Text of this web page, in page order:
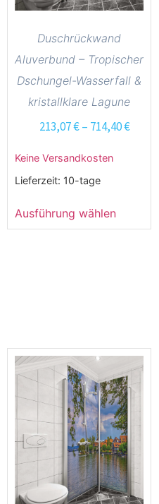
Duschrückwand
Aluverbund – Tropischer
Dschungel-Wasserfall &
kristallklare Lagune
213,07€– 714,40€
Keine Versandkosten
Lieferzeit: 10-tage
Ausführung wählen